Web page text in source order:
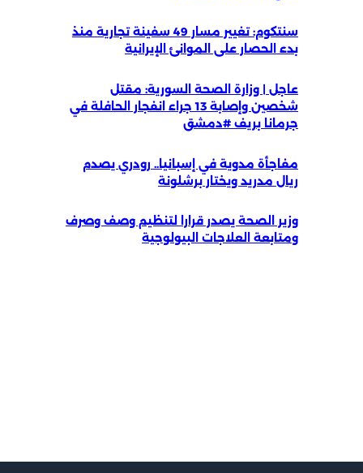
سنتكوم: تغيير مسار 49 سفينة تجارية منذ
بدء الحصار على الموانئ الإيرانية
عاجل | وزارة الصحة السورية: مقتل
شخصين وإصابة 13 جراء انفجار الحافلة في
جرمانا بريف #دمشق
مفاجأة مدوية في إسبانيا.. رودري يصدم
ريال مدريد ويختار برشلونة
وزير الصحة يصدر قرارا لتنظيم وصف وصرف
ومتابعة العلاجات البيولوجية